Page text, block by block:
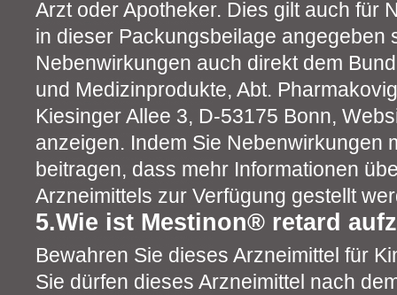
Arzt oder Apotheker. Dies gilt auch für
in dieser Packungsbeilage angegeben
Nebenwirkungen auch direkt dem
und Medizinprodukte, Abt.
Kiesinger Allee 3, D-53175 Bonn,
anzeigen. Indem Sie Nebenwirkungen
beitragen, dass mehr Informationen
Arzneimittels zur Verfügung gestellt
5.Wie ist Mestinon® retard
Bewahren Sie dieses Arzneimittel für
Sie dürfen dieses Arzneimittel nach